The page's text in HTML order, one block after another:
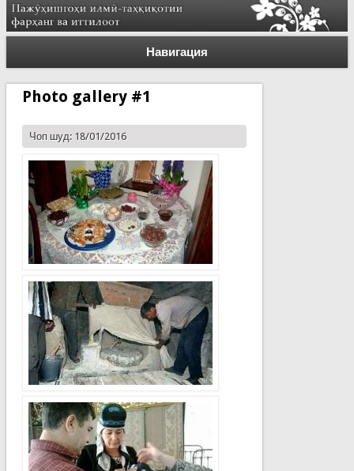
Навигация
Photo gallery #1
Чоп шуд: 18/01/2016